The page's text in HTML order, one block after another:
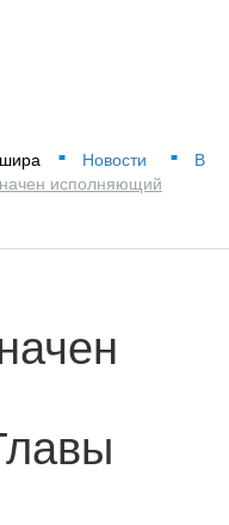
■ Новости ■
В
исполняющий